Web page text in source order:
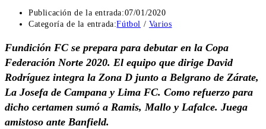
Publicación de la entrada:07/01/2020
Categoría de la entrada:Fútbol / Varios
Fundición FC se prepara para debutar en la Copa
Federación Norte 2020. El equipo que dirige David
Rodríguez integra la Zona D junto a Belgrano de Zárate,
La Josefa de Campana y Lima FC. Como refuerzo para
dicho certamen sumó a Ramis, Mallo y Lafalce. Juega
amistoso ante Banfield.